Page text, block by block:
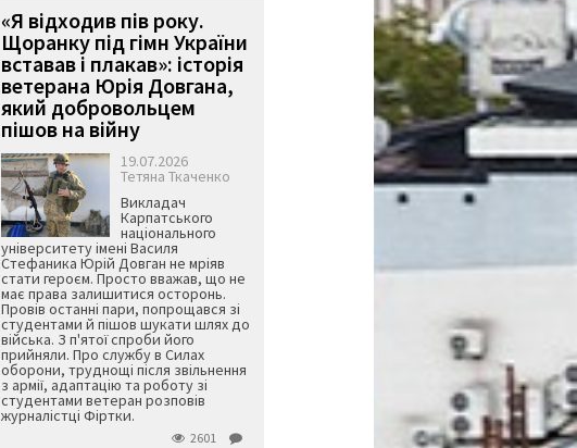
«Я відходив пів року.
Щоранку під гімн України
вставав і плакав»: історія
ветерана Юрія Довгана,
який добровольцем
пішов на війну
19.07.2026
Тетяна Ткаченко
Викладач
Карпатського
національного
університету імені Василя
Стефаника Юрій Довган не мріяв
стати героєм. Просто вважав, що не
має права залишитися осторонь.
Провів останні пари, попрощався зі
студентами й пішов шукати шлях до
війська. З п'ятої спроби його
прийняли. Про службу в Силах
оборони, труднощі після звільнення
з армії, адаптацію та роботу зі
студентами ветеран розповів
журналістці Фіртки.
2601